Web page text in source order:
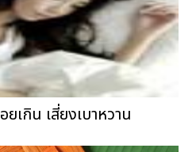
เกิน เสี่ยงเบาหวาน